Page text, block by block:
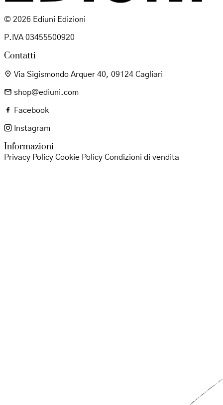
© 2026 Ediuni Edizioni
P.IVA 03455500920
Contatti
Via Sigismondo Arquer 40, 09124 Cagliari
shop@ediuni.com
Facebook
Instagram
Informazioni
Privacy Policy Cookie Policy Condizioni di vendita